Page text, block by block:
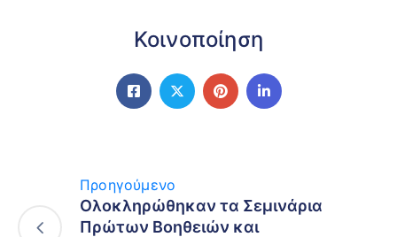
Κοινοποίηση
Προηγούμενο
Ολοκληρώθηκαν τα Σεμινάρια
Πρώτων Βοηθειών και